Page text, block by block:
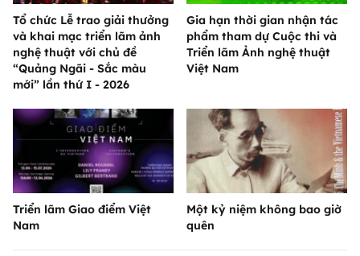
Tổ chức Lễ trao giải thưởng
và khai mạc triển lãm ảnh
nghệ thuật với chủ đề
“Quảng Ngãi - Sắc màu
mới” lần thứ I - 2026
Gia hạn thời gian nhận tác
phẩm tham dự Cuộc thi và
Triển lãm Ảnh nghệ thuật
Việt Nam
Triển lãm Giao điểm Việt
Nam
Một kỷ niệm không bao giờ
quên